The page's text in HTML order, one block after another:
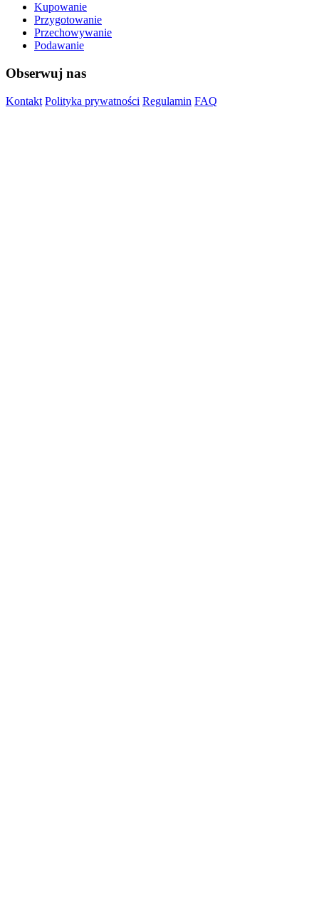
Kupowanie
Przygotowanie
Przechowywanie
Podawanie
Obserwuj nas
Kontakt Polityka prywatności Regulamin FAQ